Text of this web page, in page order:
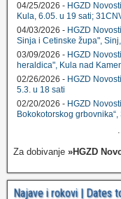
04/25/2026 - HGZD
Kula, 6.05. u 19 sati;
04/03/2026 - HGZD
Sinja i Cetinske župa",
03/09/2026 - HGZD
heraldica", Kula nad
02/26/2026 - HGZD
5.3. u 18 sati
02/20/2026 - HGZD
Bokokotorskog
Za dobivanje »HGZD
Najave i rokovi | Dates